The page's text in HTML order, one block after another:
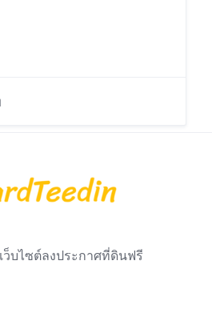
เว็บไซต์ลงประกาศที่ดินฟรี